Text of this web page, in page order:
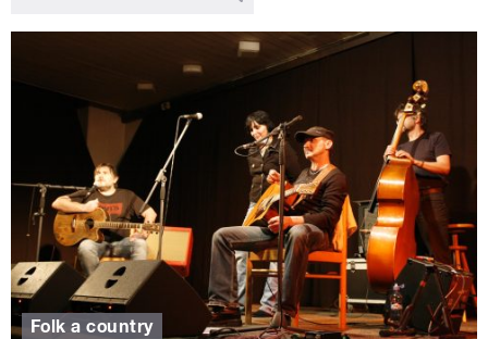
Folk a country